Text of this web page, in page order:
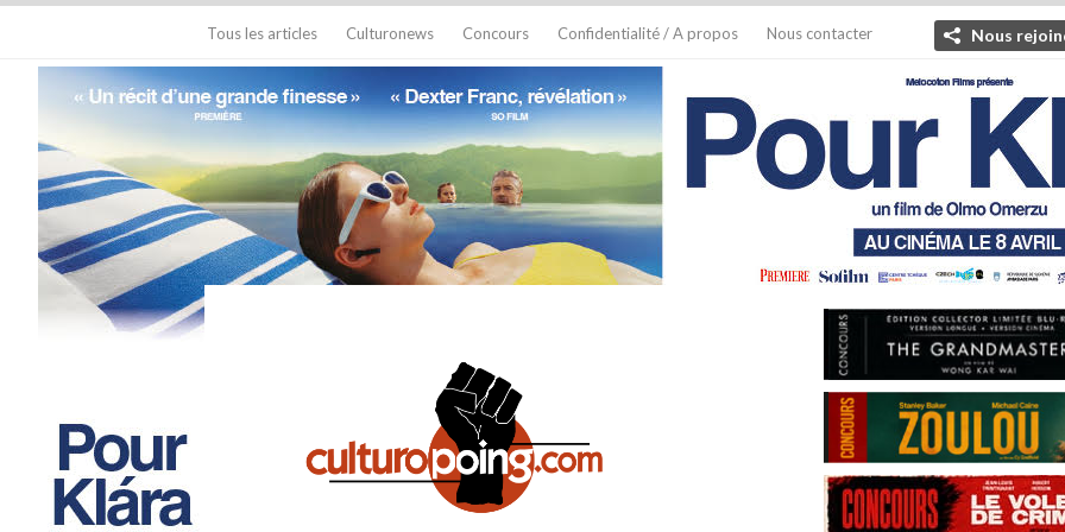
Tous les articles Culturonews Concours Confidentialité / A propos Nous contacter Nous